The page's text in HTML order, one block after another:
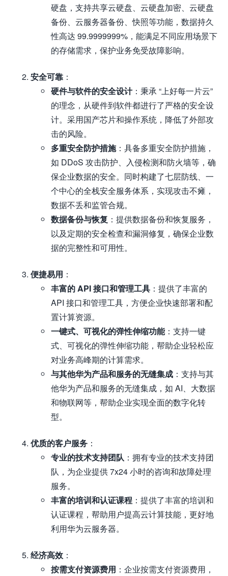
硬盘，支持共享云硬盘、云硬盘加密、云硬盘
备份、云服务器备份、快照等功能，数据持久
性高达 99.9999999%，能满足不同应用场景下
的存储需求，保护业务免受故障影响。
安全可靠 ：
硬件与软件的安全设计：秉承 “上好每一片云”
的理念，从硬件到软件都进行了严格的安全设
计。采用国产芯片和操作系统，降低了外部攻
击的风险。
多重安全防护措施：具备多重安全防护措施，
如 DDoS 攻击防护、入侵检测和防火墙等，确
保企业数据的安全。同时构建了七层防线、一
个中心的全栈安全服务体系，实现攻击不瘫，
数据不丢和监管合规。
数据备份与恢复 ：提供数据备份和恢复服务，
以及定期的安全检查和漏洞修复，确保企业数
据的完整性和可用性。
便捷易用 ：
丰富的 API 接口和管理工具 ：提供了丰富的
API 接口和管理工具，方便企业快速部署和配
置计算资源。
一键式、可视化的弹性伸缩功能：支持一键
式、可视化的弹性伸缩功能，帮助企业轻松应
对业务高峰期的计算需求。
与其他华为产品和服务的无缝集成 ：支持与其
他华为产品和服务的无缝集成，如 AI、大数据
和物联网等，帮助企业实现全面的数字化转
型。
优质的客户服务 ：
专业的技术支持团队 ：拥有专业的技术支持团
队，为企业提供 7x24 小时的咨询和故障处理
服务。
丰富的培训和认证课程 ：提供了丰富的培训和
认证课程，帮助用户提高云计算技能，更好地
利用华为云服务器。
经济高效 ：
按需支付资源费用 ：企业按需支付资源费用，